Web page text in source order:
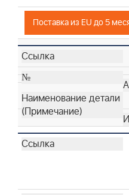
Поставка из EU до 5